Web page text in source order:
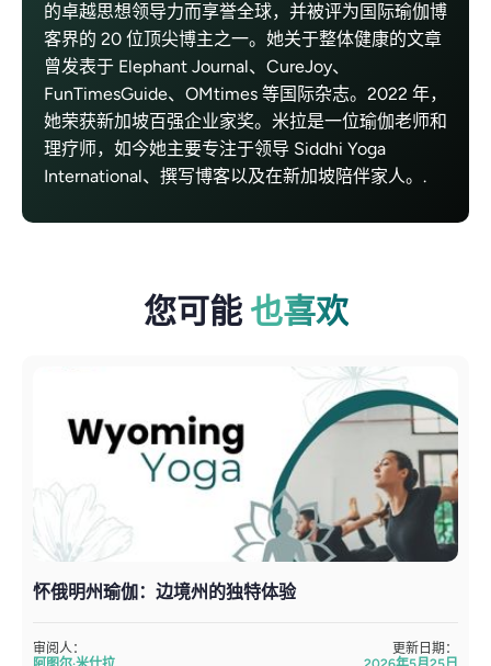
的卓越思想领导力而享誉全球，并被评为国际瑜伽博
客界的 20 位顶尖博主之一。她关于整体健康的文章
曾发表于 Elephant Journal、CureJoy、
FunTimesGuide、OMtimes 等国际杂志。2022 年，
她荣获新加坡百强企业家奖。米拉是一位瑜伽老师和
理疗师，如今她主要专注于领导 Siddhi Yoga
International、撰写博客以及在新加坡陪伴家人。.
您可能 也喜欢
怀俄明州瑜伽：边境州的独特体验
审阅人：
更新日期：